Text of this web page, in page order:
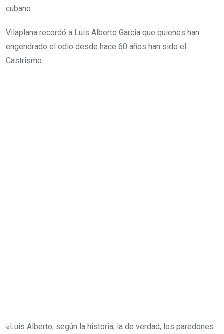
cubano.
Vilaplana recordó a Luis Alberto Garcia que quienes han
engendrado el odio desde hace 60 años han sido el
Castrismo.
«Luis Alberto, según la historia, la de verdad, los paredones